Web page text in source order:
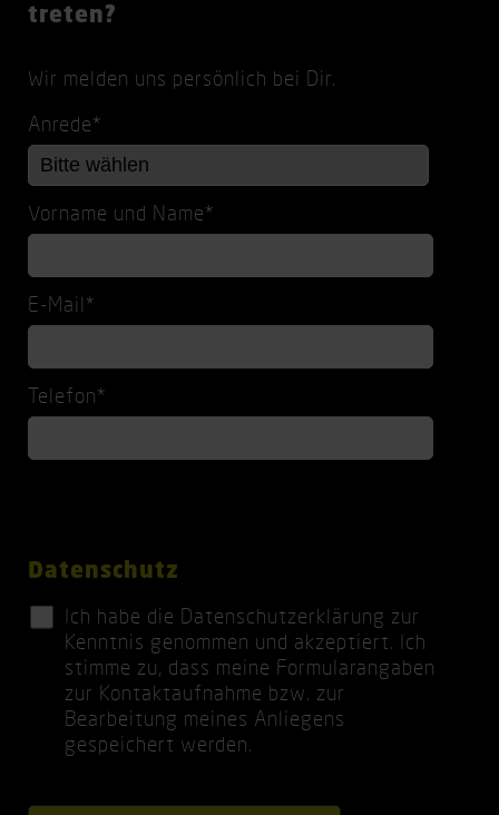
l
treten?
Wir melden uns persönlich bei Dir.
P
f
i
c
t
f
e
Anrede*
P
f
c
t
f
e
Vorname und Name*
P
f
c
t
d
E-Mail *
f
f
e
l
Telefon*
Datenschutz
Ich habe die Datenschutzerklärung zur
Kenntnis genommen und akzeptiert. Ich
stimme zu, dass meine Formularangaben
zur Kontaktaufnahme bzw. zur
Bearbeitung meines Anliegens
gespeichert werden.